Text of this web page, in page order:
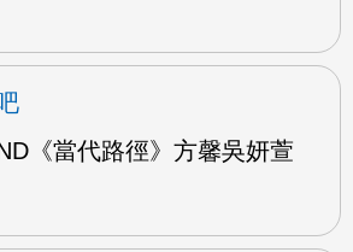
《當代路徑》方馨吳妍萱